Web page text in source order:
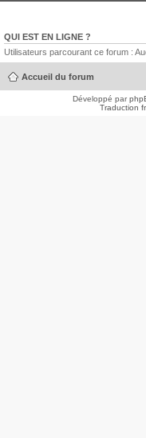
QUI EST EN LIGNE ?
Utilisateurs parcourant ce forum :
Accueil du forum
Développé par
Traduction